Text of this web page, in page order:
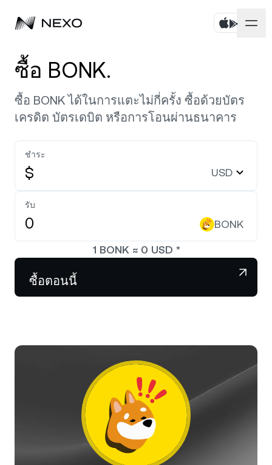
บุคคล
ซื้อสินทรัพย์
ออมทรัพย์แบบยืดหยุ่น
Fixed-term Savings
Dual Investment
Exchange
Credit Line
ฟิวเจอร์ส
โปรแกรม Loyalty
ธุรกิจ
ไพรมโบรกเกอร์
White Label
Nexo Ventures
Payment Gateway
ตลาดเพิ่มขึ้น
Ethereum ETH 0.35%
NEXO Token 0.31%
DOT 1.91%
SOL
บริษัท
เกี่ยวกับ
ความปลอดภัย
พันธมิตร
ข่าวสารและข้อมูลเชิงลึก
Wealth Academy
ซื้อ BONK.
ซื้อ BONK ได้ในการแตะไม่กี่ครั้ง ซื้อด้วยบัตร
เครดิต บัตรเดบิต หรือการโอนผ่านธนาคาร
ชำระ
$ USD
รับ
BONK
1 BONK ≈ 0 USD *
ซื้อตอนนี้